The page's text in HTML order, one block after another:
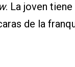
. La joven
de la